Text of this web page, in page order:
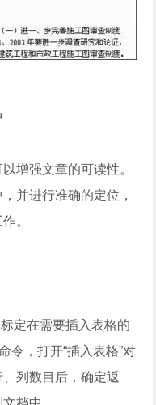
强文章的可读性。
并进行准确的定位，
。
定在需要插入表格的
令，打开“插入表格”对
列数目后，确定返